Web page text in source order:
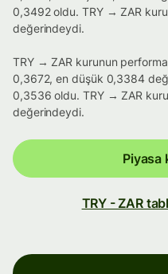
0,3492 oldu. TRY → ZAR
değerindeydi.
TRY → ZAR kurunun
0,3672, en düşük 0,3384
0,3536 oldu. TRY → ZAR
değerindeydi.
Piyasa
TRY - ZAR